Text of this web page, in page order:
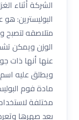
الشركة أثناء
البوليسترين:
متلاصقه
الوزن ويمكن
عنها أنها ذات
ويطلق عليه اسم
مادة فوم
مختلفة
بعد صهرها